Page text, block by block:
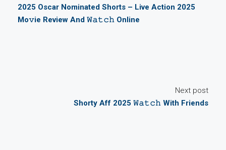
2025 Oscar Nominated Shorts – Live Action 2025
Mo𝚟ie Review And 𝚆𝚊𝚝𝚌𝚑 Online
Next post
Shorty Aff 2025 𝚆𝚊𝚝𝚌𝚑 With Friends